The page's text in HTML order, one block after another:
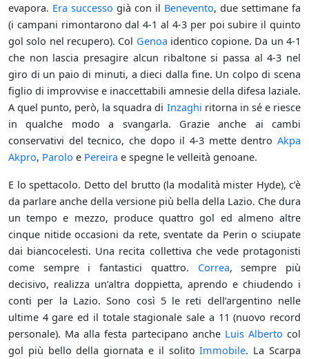
evapora. Era successo già con il Benevento, due settimane fa
(i campani rimontarono dal 4-1 al 4-3 per poi subire il quinto
gol solo nel recupero). Col Genoa identico copione. Da un 4-1
che non lascia presagire alcun ribaltone si passa al 4-3 nel
giro di un paio di minuti, a dieci dalla fine. Un colpo di scena
figlio di improvvise e inaccettabili amnesie della difesa laziale.
A quel punto, però, la squadra di Inzaghi ritorna in sé e riesce
in qualche modo a svangarla. Grazie anche ai cambi
conservativi del tecnico, che dopo il 4-3 mette dentro Akpa
Akpro, Parolo e Pereira e spegne le velleità genoane.
E lo spettacolo. Detto del brutto (la modalità mister Hyde), c’è
da parlare anche della versione più bella della Lazio. Che dura
un tempo e mezzo, produce quattro gol ed almeno altre
cinque nitide occasioni da rete, sventate da Perin o sciupate
dai biancocelesti. Una recita collettiva che vede protagonisti
come sempre i fantastici quattro. Correa, sempre più
decisivo, realizza un’altra doppietta, aprendo e chiudendo i
conti per la Lazio. Sono così 5 le reti dell’argentino nelle
ultime 4 gare ed il totale stagionale sale a 11 (nuovo record
personale). Ma alla festa partecipano anche Luis Alberto col
gol più bello della giornata e il solitoImmobile. La Scarpa